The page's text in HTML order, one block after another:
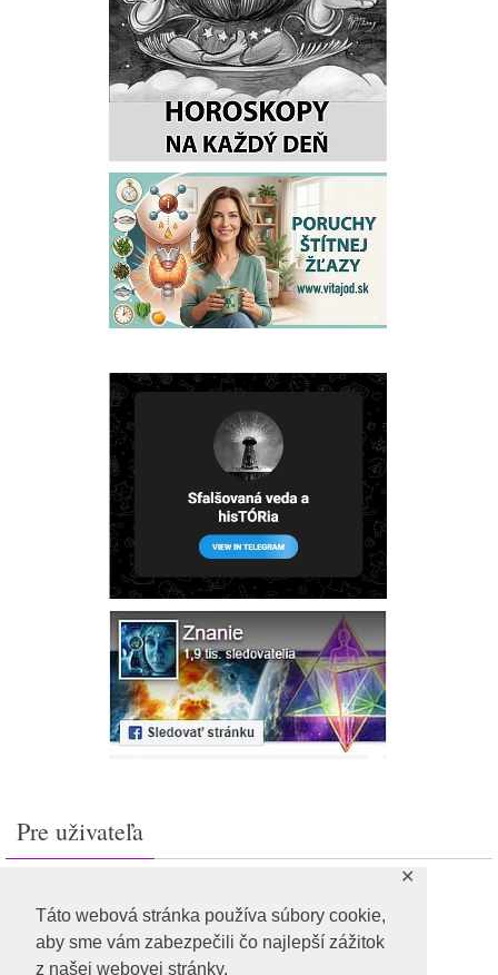
Táto webová stránka používa súbory cookie,
aby sme vám zabezpečili čo najlepší zážitok
z našej webovej stránky.
✕
Pre uživateľa
Feed záznamov
RSS feed komentárov
WordPress.org